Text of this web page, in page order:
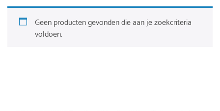
Geen producten gevonden die aan je zoekcriteria
voldoen.